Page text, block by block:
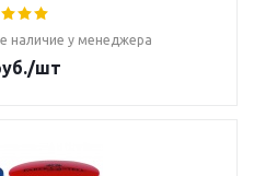
наличие у менеджера
/шт